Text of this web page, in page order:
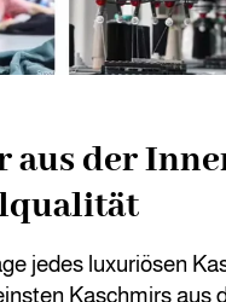
aus der
jedes luxuriösen
Kaschmirs aus